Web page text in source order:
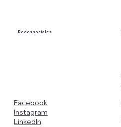
Redes sociales
Facebook
Instagram
LinkedIn